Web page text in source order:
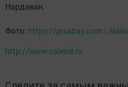
Нардаван.
Фото: https://pixabay.com |
http://www.calend.ru